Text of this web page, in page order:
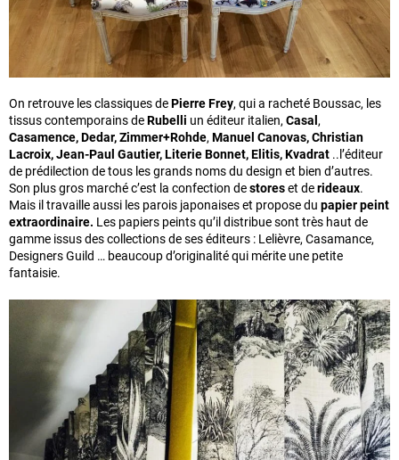
On retrouve les classiques dePierre Frey, qui a racheté Boussac, les
tissus contemporains deRubelli un éditeur italien, Casal ,
Casamence,Dedar,Zimmer+Rohde, Manuel Canovas, Christian
Lacroix, Jean-Paul Gautier,Literie Bonnet, Elitis,Kvadrat ..l’éditeur
de prédilection de tous les grands noms du design et bien d’autres.
Son plus gros marché c’est la confection destoreset derideaux.
Mais il travaille aussi les parois japonaises et propose du papier peint
extraordinaire. Les papiers peints qu’il distribue sont très haut de
gamme issus des collections de ses éditeurs : Lelièvre, Casamance,
Designers Guild … beaucoup d’originalité qui mérite une petite
fantaisie.